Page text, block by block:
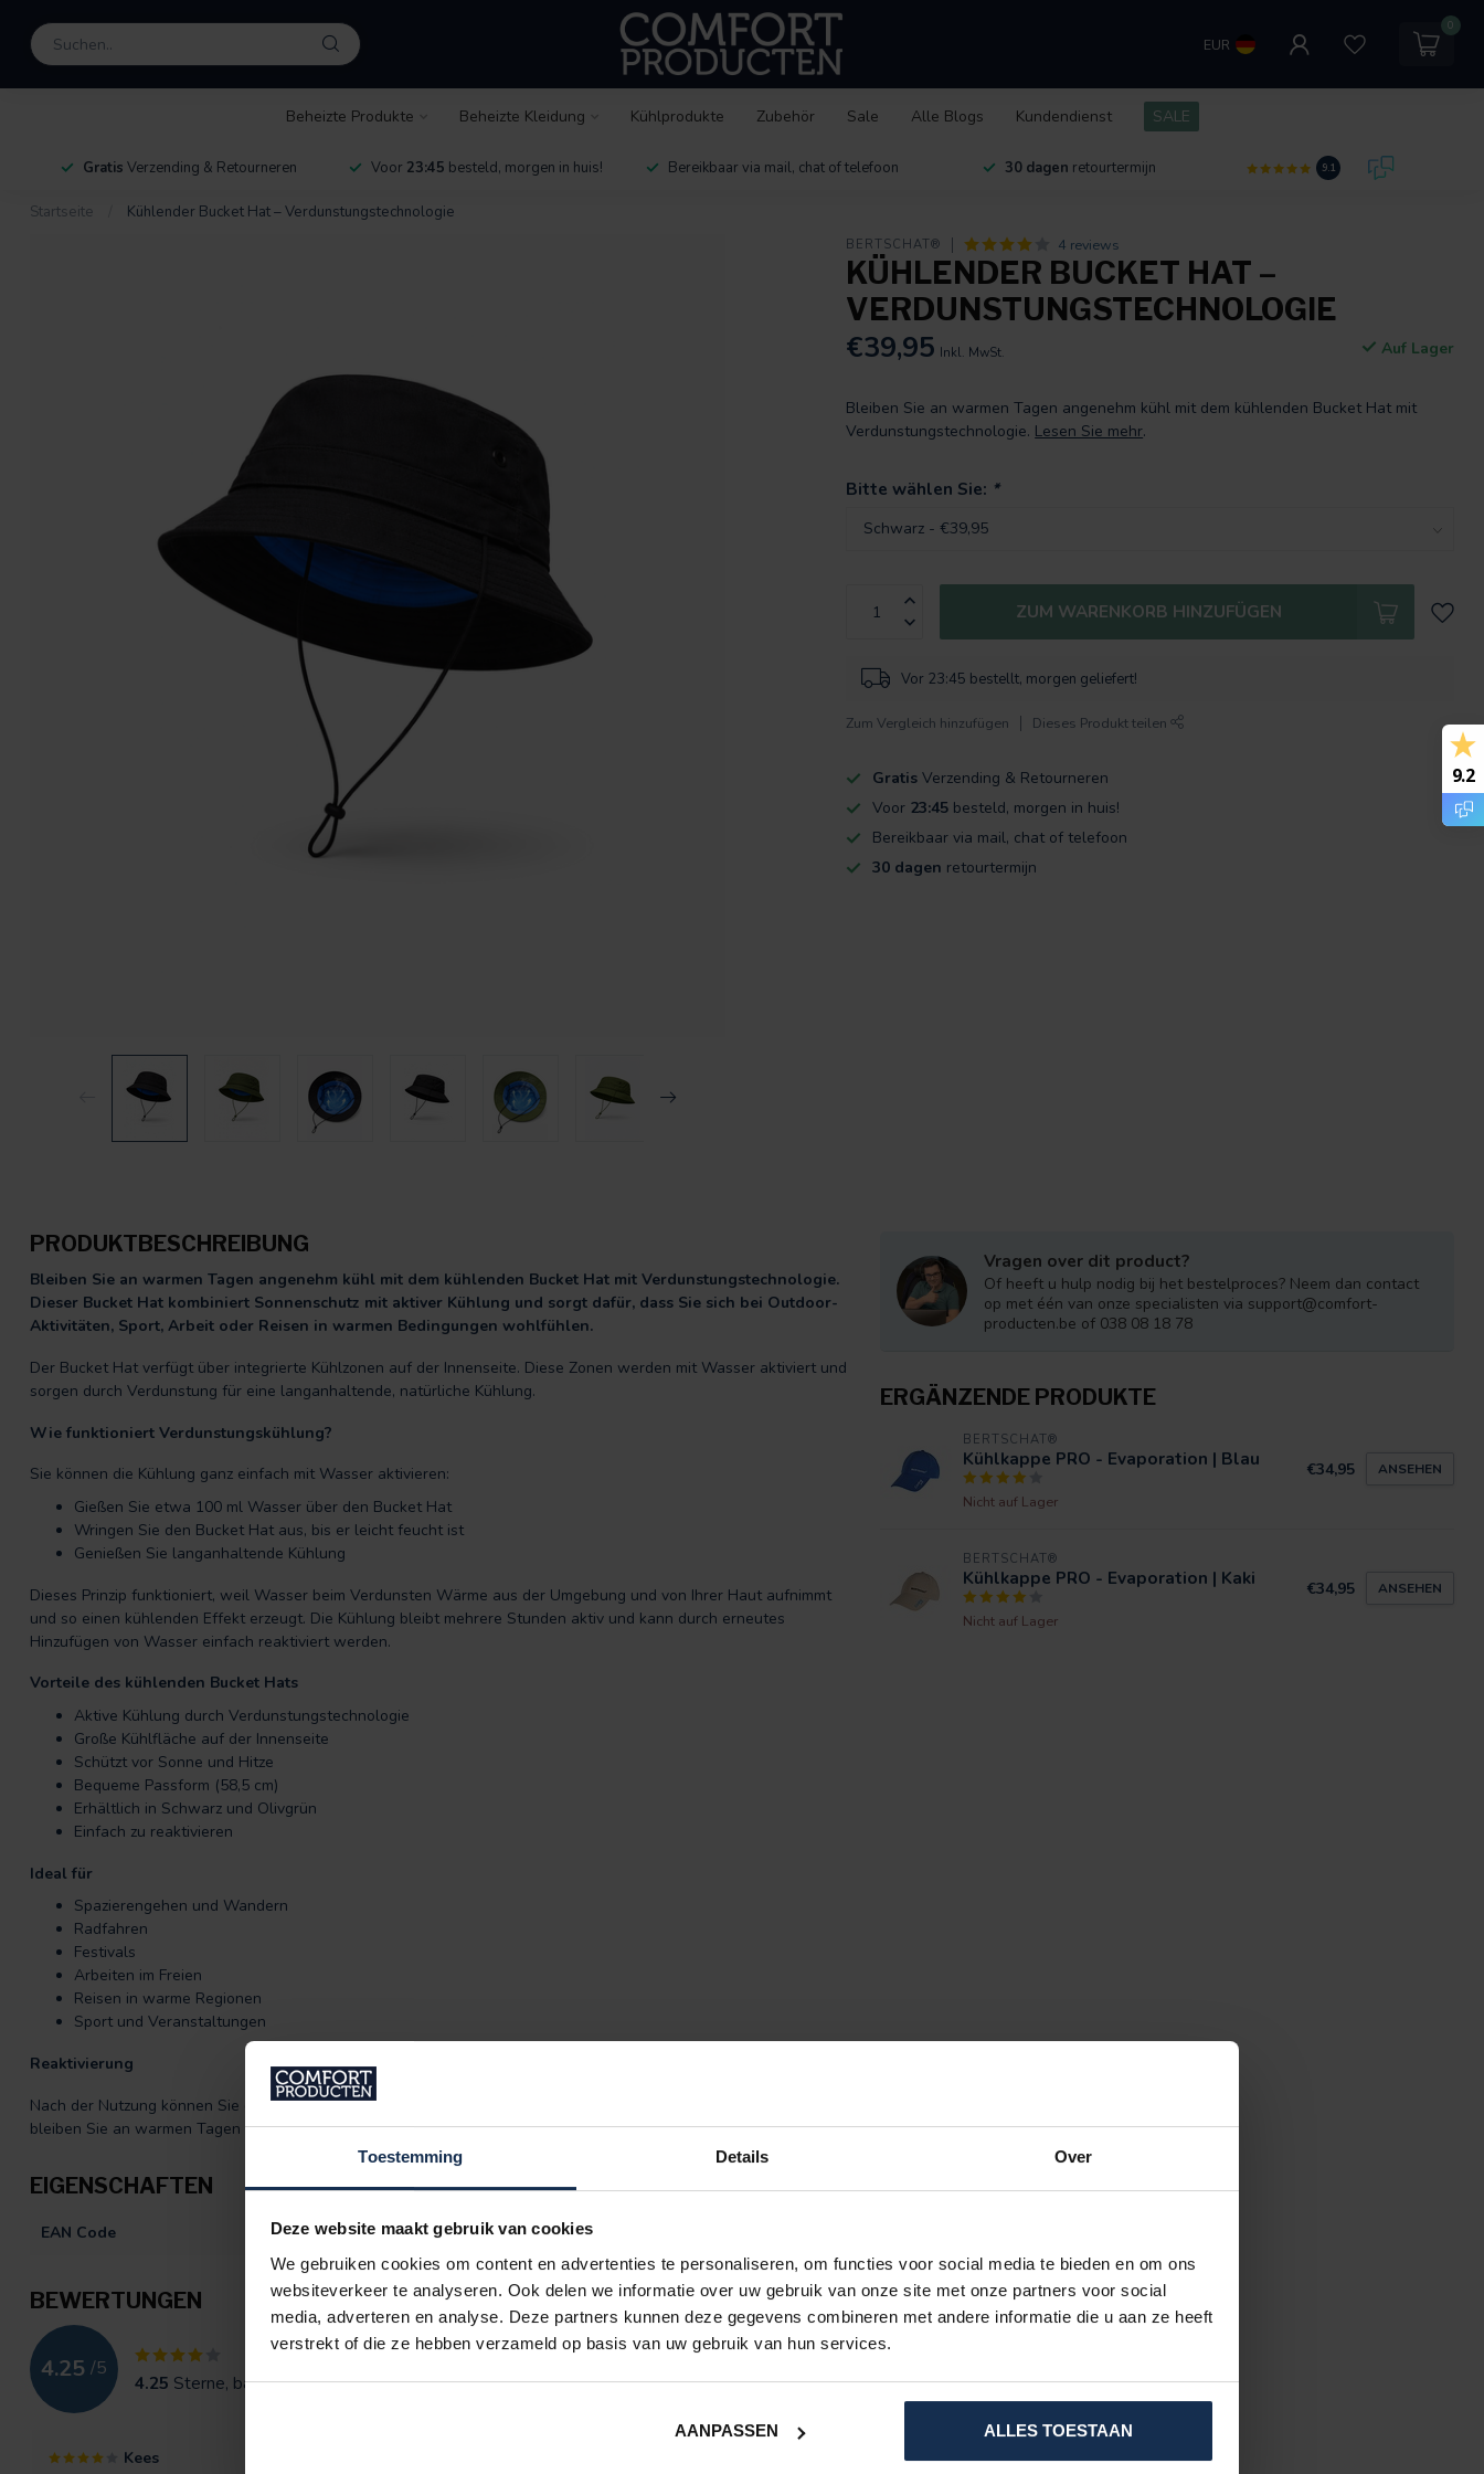
Toestemming Details Over
Deze website maakt gebruik van cookies
We gebruiken cookies om content en advertenties te personaliseren, om functies voor social media te bieden en om ons
websiteverkeer te analyseren. Ook delen we informatie over uw gebruik van onze site met onze partners voor social
media, adverteren en analyse. Deze partners kunnen deze gegevens combineren met andere informatie die u aan ze heeft
verstrekt of die ze hebben verzameld op basis van uw gebruik van hun services.
AANPASSEN ALLES TOESTAAN
EUR
0
Beheizte Produkte Beheizte Kleidung Kühlprodukte Zubehör Sale Alle Blogs Kundendienst SALE
Gratis Verzending & Retourneren Voor 23:45 besteld, morgen in huis! Bereikbaar via mail, chat of telefoon 30 dagen retourtermijn 9.1
Startseite Kühlender Bucket Hat – Verdunstungstechnologie
BERTSCHAT® 4 reviews
KÜHLENDER BUCKET HAT –
VERDUNSTUNGSTECHNOLOGIE
€39,95 Inkl. MwSt. Auf Lager
Bleiben Sie an warmen Tagen angenehm kühl mit dem kühlenden Bucket Hat mit
Verdunstungstechnologie. Lesen Sie mehr.
Bitte wählen Sie: *
ZUM WARENKORB HINZUFÜGEN
Vor 23:45 bestellt, morgen geliefert!
Zum Vergleich hinzufügen Dieses Produkt teilen
Gratis Verzending & Retourneren
Voor 23:45 besteld, morgen in huis!
Bereikbaar via mail, chat of telefoon
30 dagen retourtermijn
PRODUKTBESCHREIBUNG
Bleiben Sie an warmen Tagen angenehm kühl mit dem kühlenden Bucket Hat mit Verdunstungstechnologie.
Dieser Bucket Hat kombiniert Sonnenschutz mit aktiver Kühlung und sorgt dafür, dass Sie sich bei Outdoor-
Aktivitäten, Sport, Arbeit oder Reisen in warmen Bedingungen wohlfühlen.
Der Bucket Hat verfügt über integrierte Kühlzonen auf der Innenseite. Diese Zonen werden mit Wasser aktiviert und
sorgen durch Verdunstung für eine langanhaltende, natürliche Kühlung.
Wie funktioniert Verdunstungskühlung?
Sie können die Kühlung ganz einfach mit Wasser aktivieren:
Gießen Sie etwa 100 ml Wasser über den Bucket Hat
Wringen Sie den Bucket Hat aus, bis er leicht feucht ist
Genießen Sie langanhaltende Kühlung
Dieses Prinzip funktioniert, weil Wasser beim Verdunsten Wärme aus der Umgebung und von Ihrer Haut aufnimmt
und so einen kühlenden Effekt erzeugt. Die Kühlung bleibt mehrere Stunden aktiv und kann durch erneutes
Hinzufügen von Wasser einfach reaktiviert werden.
Vorteile des kühlenden Bucket Hats
Aktive Kühlung durch Verdunstungstechnologie
Große Kühlfläche auf der Innenseite
Schützt vor Sonne und Hitze
Bequeme Passform (58,5 cm)
Erhältlich in Schwarz und Olivgrün
Einfach zu reaktivieren
Ideal für
Spazierengehen und Wandern
Radfahren
Festivals
Arbeiten im Freien
Reisen in warme Regionen
Sport und Veranstaltungen
Reaktivierung
Nach der Nutzung können Sie den Bucket Hat einfach erneut kühlen, indem Sie wieder Wasser hinzufügen. So
bleiben Sie an warmen Tagen länger angenehm kühl.
EIGENSCHAFTEN
EAN Code 8720924113281
BEWERTUNGEN
4.25 /5
4.25 Sterne, basierend auf4Bewertungen
Kees
Vragen over dit product?
Of heeft u hulp nodig bij het bestelproces? Neem dan contact
op met één van onze specialisten via support@comfort-
producten.be of 038 08 18 78
ERGÄNZENDE PRODUKTE
BERTSCHAT®
Kühlkappe PRO - Evaporation | Blau
Nicht auf Lager
€34,95 ANSEHEN
BERTSCHAT®
Kühlkappe PRO - Evaporation | Kaki
Nicht auf Lager
€34,95 ANSEHEN
9.2